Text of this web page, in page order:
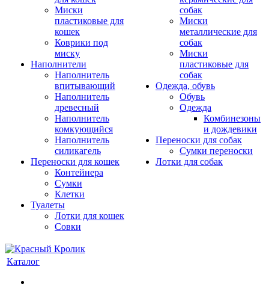
Миски
пластиковые для
кошек
Коврики под
миску
Наполнители
Наполнитель
впитывающий
Наполнитель
древесный
Наполнитель
комкующийся
Наполнитель
силикагель
Переноски для кошек
Контейнера
Сумки
Клетки
Туалеты
Лотки для кошек
Совки
собак
Миски
металлические для
собак
Миски
пластиковые для
собак
Одежда, обувь
Обувь
Одежда
Комбинезоны
и дождевики
Переноски для собак
Сумки переноски
Лотки для собак
Каталог